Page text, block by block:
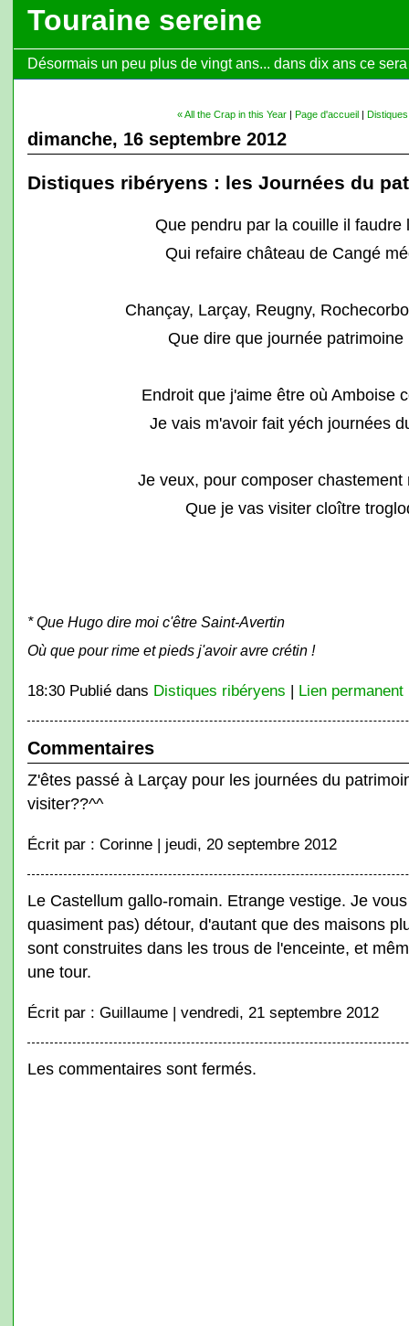
Touraine sereine
Désormais un peu plus de vingt ans... dans dix ans ce
« All the Crap in this Year| Page d'accueil|
dimanche, 16 septembre 2012
Distiques ribéryens : les Journées du
Que pendru par la couille il
Qui refaire château de Cangé
Chançay, Larçay, Reugny,
Que dire que journée patrimoine
Endroit que j'aime être où Amboise
Je vais m'avoir fait yéch journées
Je veux, pour composer chastement
Que je vas visiter cloître
* Que Hugo dire moi c'être Saint-Avertin
Où que pour rime et pieds j'avoir avre crétin !
18:30 Publié dans Distiques ribéryens | Lien permanent
Commentaires
Z'êtes passé à Larçay pour les journées du
visiter??^^
Écrit par : Corinne | jeudi, 20 septembre 2012
Le Castellum gallo-romain. Etrange vestige. Je
quasiment pas) détour, d'autant que des maisons
sont construites dans les trous de l'enceinte, et
une tour.
Écrit par : Guillaume | vendredi, 21 septembre 2012
Les commentaires sont fermés.